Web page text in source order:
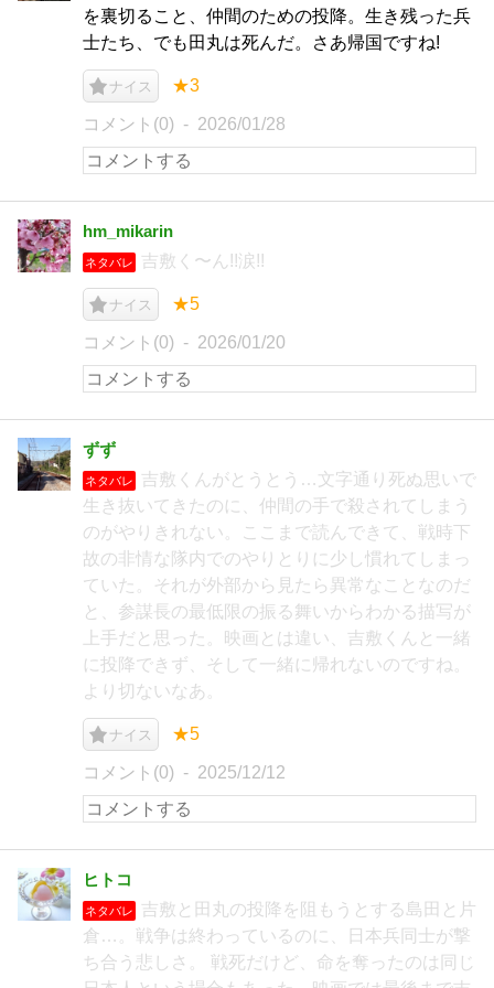
を裏切ること、仲間のための投降。生き残った兵
士たち、でも田丸は死んだ。さあ帰国ですね!
ナイス ★3
コメント(0) 2026/01/28
hm_mikarin
ネタバレ 吉敷く〜ん!!涙!!
ナイス ★5
コメント(0) 2026/01/20
ずず
ネタバレ
吉敷くんがとうとう…文字通り死ぬ思いで
生き抜いてきたのに、仲間の手で殺されてしまう
のがやりきれない。ここまで読んできて、戦時下
故の非情な隊内でのやりとりに少し慣れてしまっ
ていた。それが外部から見たら異常なことなのだ
と、参謀長の最低限の振る舞いからわかる描写が
上手だと思った。映画とは違い、吉敷くんと一緒
に投降できず、そして一緒に帰れないのですね。
より切ないなあ。
ナイス ★5
コメント(0) 2025/12/12
ヒトコ
ネタバレ
吉敷と田丸の投降を阻もうとする島田と片
倉…。戦争は終わっているのに、日本兵同士が撃
ち合う悲しさ。 戦死だけど、命を奪ったのは同じ